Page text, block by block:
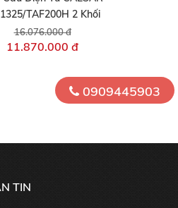
TAF200H 2 Khối
16.076.000 đ
11.870.000 đ
TIN
0909445903